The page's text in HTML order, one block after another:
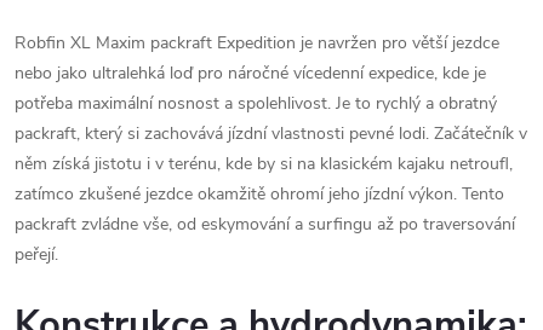
Robfin XL Maxim packraft Expedition je navržen pro větší jezdce
nebo jako ultralehká loď pro náročné vícedenní expedice, kde je
potřeba maximální nosnost a spolehlivost. Je to rychlý a obratný
packraft, který si zachovává jízdní vlastnosti pevné lodi. Začátečník v
něm získá jistotu i v terénu, kde by si na klasickém kajaku netroufl,
zatímco zkušené jezdce okamžitě ohromí jeho jízdní výkon. Tento
packraft zvládne vše, od eskymování a surfingu až po traversování
peřejí.